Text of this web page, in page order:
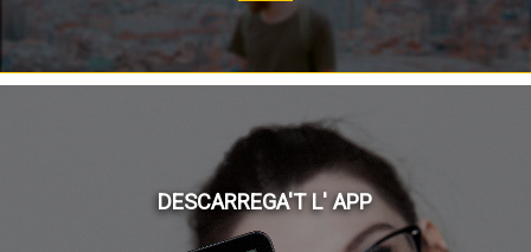
DESCARREGA'T L' APP